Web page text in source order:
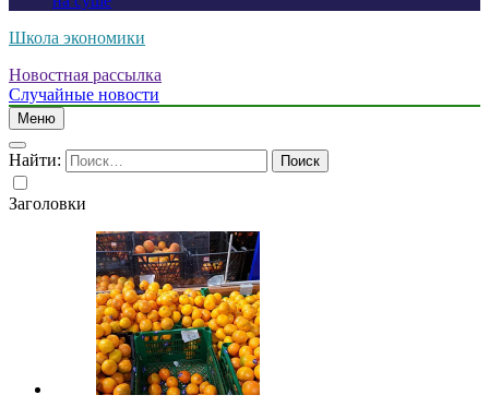
Школа экономики
Новостная рассылка
Случайные новости
Меню
Найти:
Заголовки